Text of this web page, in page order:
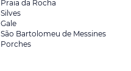
Praia da Rocha
Silves
Gale
São Bartolomeu de Messines
Porches